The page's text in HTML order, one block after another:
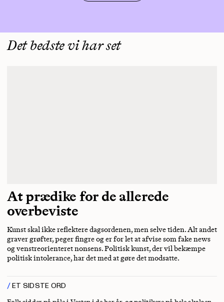
Det bedste vi har set
At prædike for de allerede
overbeviste
Kunst skal ikke reflektere dagsordenen, men selve tiden. Alt andet
graver grøfter, peger fingre og er for let at afvise som fake news
og venstreorienteret nonsens. Politisk kunst, der vil bekæmpe
politisk intolerance, har det med at gøre det modsatte.
ET SIDSTE ORD